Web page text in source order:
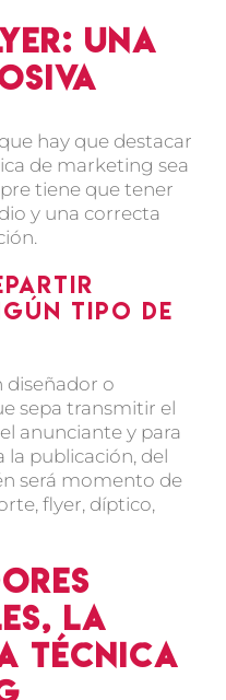
una
hay que destacar
de marketing sea
tiene que tener
y una correcta
tipo de
diseñador o
sepa transmitir el
anunciante y para
la publicación, del
será momento de
flyer, díptico,
la
técnica